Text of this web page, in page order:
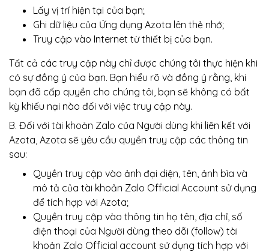
Lấy vị trí hiện tại của bạn;
Ghi dữ liệu của Ứng dụng Azota lên thẻ nhớ;
Truy cập vào Internet từ thiết bị của bạn.
Tất cả các truy cập này chỉ được chúng tôi thực hiện khi
có sự đồng ý của bạn. Bạn hiểu rõ và đồng ý rằng, khi
bạn đã cấp quyền cho chúng tôi, bạn sẽ không có bất
kỳ khiếu nại nào đối với việc truy cập này.
B. Đối với tài khoản Zalo của Người dùng khi liên kết với
Azota, Azota sẽ yêu cầu quyền truy cập các thông tin
sau:
Quyền truy cập vào ảnh đại diện, tên, ảnh bìa và
mô tả của tài khoản Zalo Official Account sử dụng
để tích hợp với Azota;
Quyền truy cập vào thông tin họ tên, địa chỉ, số
điện thoại của Người dùng theo dõi (follow) tài
khoản Zalo Official account sử dụng tích hợp với